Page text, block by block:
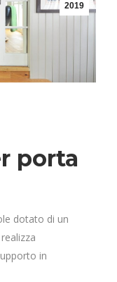
2019
porta
dotato di un
in